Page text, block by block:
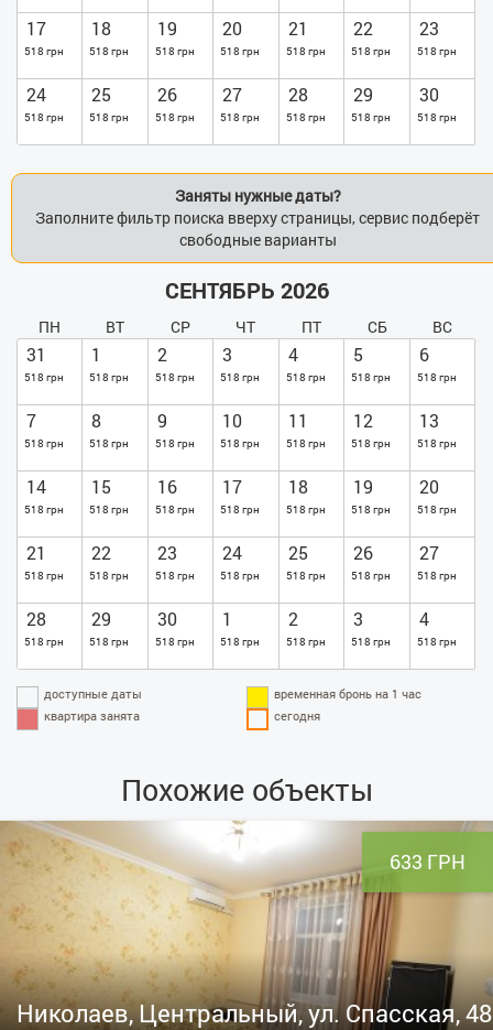
17
518 грн
18
518 грн
19
518 грн
20
518 грн
21
518 грн
22
518 грн
23
518 грн
24
518 грн
25
518 грн
26
518 грн
27
518 грн
28
518 грн
29
518 грн
30
518 грн
Заняты нужные даты?
Заполните фильтр поиска вверху страницы, сервис подберёт
свободные варианты
СЕНТЯБРЬ 2026
ПН ВТ СР ЧТ ПТ СБ ВС
31
518 грн
1
518 грн
2
518 грн
3
518 грн
4
518 грн
5
518 грн
6
518 грн
7
518 грн
8
518 грн
9
518 грн
10
518 грн
11
518 грн
12
518 грн
13
518 грн
14
518 грн
15
518 грн
16
518 грн
17
518 грн
18
518 грн
19
518 грн
20
518 грн
21
518 грн
22
518 грн
23
518 грн
24
518 грн
25
518 грн
26
518 грн
27
518 грн
28
518 грн
29
518 грн
30
518 грн
1
518 грн
2
518 грн
3
518 грн
4
518 грн
доступные даты
временная бронь на 1 час
квартира занята
сегодня
Похожие объекты
633 ГРН
Николаев, Центральный, ул. Спасская, 48